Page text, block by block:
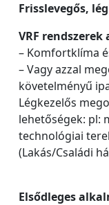
Frisslevegős,
VRF
– Komfortklíma
– Vagy azzal
követelményű
Légkezelős
lehetőségek: pl:
technológiai
(Lakás/Családi
Elsődleges